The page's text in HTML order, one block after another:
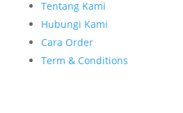
Tentang Kami
Hubungi Kami
Cara Order
Term & Conditions